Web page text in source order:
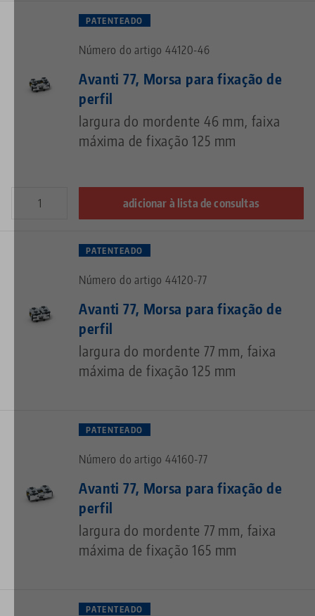
PATENTEADO
Número do artigo 44120-46
Avanti 77, Morsa para fixação de
perfil
largura do mordente 46 mm, faixa
máxima de fixação 125 mm
adicionar à lista de consultas
PATENTEADO
Número do artigo 44120-77
Avanti 77, Morsa para fixação de
perfil
largura do mordente 77 mm, faixa
máxima de fixação 125 mm
PATENTEADO
Número do artigo 44160-77
Avanti 77, Morsa para fixação de
perfil
largura do mordente 77 mm, faixa
máxima de fixação 165 mm
PATENTEADO